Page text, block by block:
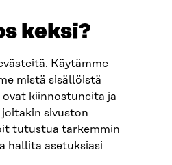
keksi?
Käytämme
mistä sisällöistä
kiinnostuneita ja
sivuston
tutustua tarkemmin
hallita asetuksiasi